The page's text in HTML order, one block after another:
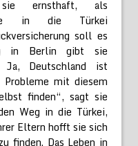
ernsthaft, als
in die Türkei
soll es
in Berlin gibt sie
Ja, Deutschland ist
mit diesem
finden“, sagt sie
Weg in die Türkei,
Eltern hofft sie sich
finden. Das Leben in